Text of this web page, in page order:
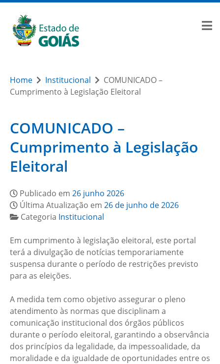
Home Institucional
COMUNICADO –
Cumprimento à Legislação Eleitoral
COMUNICADO –
Cumprimento à Legislação
Eleitoral
Publicado em 26 junho 2026
Última Atualização em 26 de junho de 2026
Categoria Institucional
Em cumprimento à legislação eleitoral, este portal
terá a divulgação de notícias temporariamente
suspensa durante o período de restrições previsto
para as eleições.
A medida tem como objetivo assegurar o pleno
atendimento às normas que disciplinam a
comunicação institucional dos órgãos públicos
durante o período eleitoral, garantindo a observância
dos princípios da legalidade, da impessoalidade, da
moralidade e da igualdade de oportunidades entre os